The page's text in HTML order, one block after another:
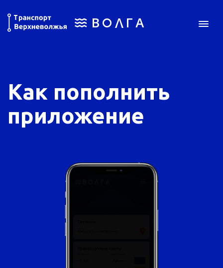
Как пополнить
приложение